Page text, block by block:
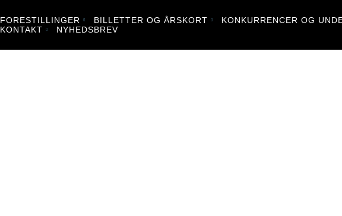
FORESTILLINGER BILLETTER OG ÅRSKORT KONKURRENCER OG
KONTAKT
NYHEDSBREV